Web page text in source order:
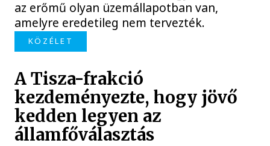
az erőmű olyan üzemállapotban van,
amelyre eredetileg nem tervezték.
KÖZÉLET
A Tisza-frakció
kezdeményezte, hogy jövő
kedden legyen az
államfőválasztás